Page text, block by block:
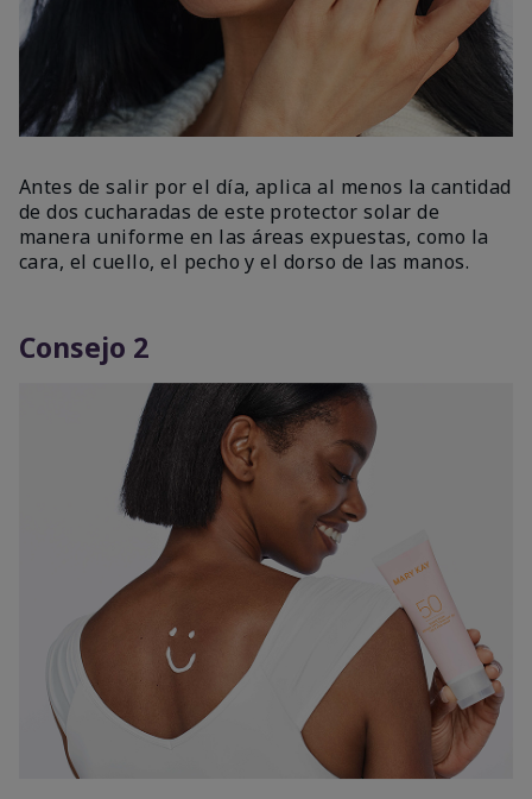
Antes de salir por el día, aplica al menos la cantidad
de dos cucharadas de este protector solar de
manera uniforme en las áreas expuestas, como la
cara, el cuello, el pecho y el dorso de las manos.
Consejo 2